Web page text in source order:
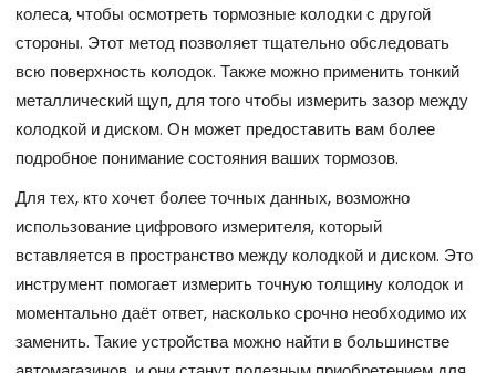
колеса, чтобы осмотреть тормозные колодки с другой
стороны. Этот метод позволяет тщательно обследовать
всю поверхность колодок. Также можно применить тонкий
металлический щуп, для того чтобы измерить зазор между
колодкой и диском. Он может предоставить вам более
подробное понимание состояния ваших тормозов.
Для тех, кто хочет более точных данных, возможно
использование цифрового измерителя, который
вставляется в пространство между колодкой и диском. Это
инструмент помогает измерить точную толщину колодок и
моментально даёт ответ, насколько срочно необходимо их
заменить. Такие устройства можно найти в большинстве